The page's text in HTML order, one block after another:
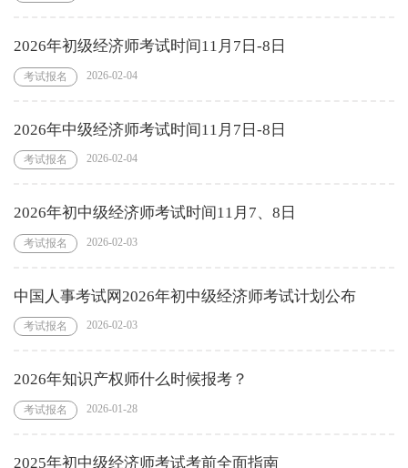
2026年初级经济师考试时间11月7日-8日
考试报名 2026-02-04
2026年中级经济师考试时间11月7日-8日
考试报名 2026-02-04
2026年初中级经济师考试时间11月7、8日
考试报名 2026-02-03
中国人事考试网2026年初中级经济师考试计划公布
考试报名 2026-02-03
2026年知识产权师什么时候报考？
考试报名 2026-01-28
2025年初中级经济师考试考前全面指南